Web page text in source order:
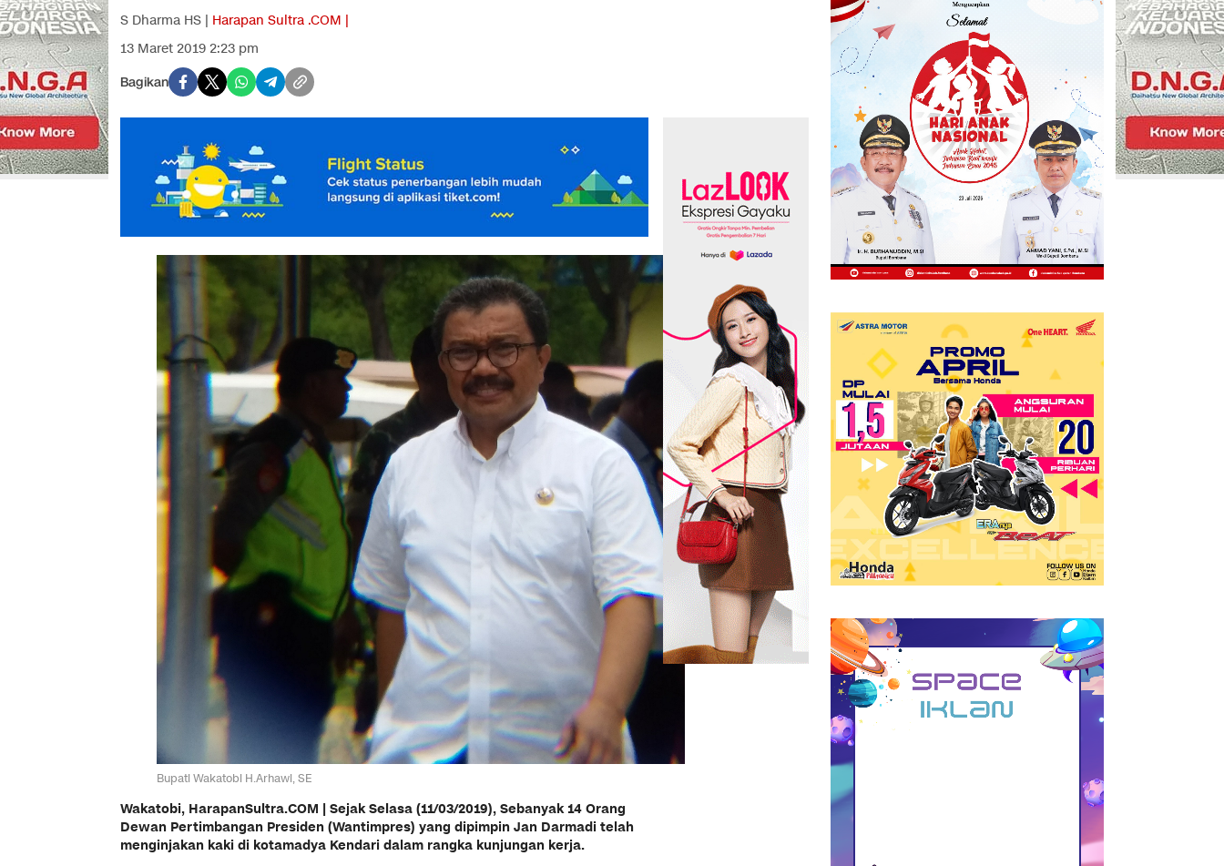
S Dharma HS | Harapan Sultra .COM |
13 Maret 2019 2:23 pm
Bagikan
Bupati Wakatobi H.Arhawi, SE
Wakatobi, HarapanSultra.COM | Sejak Selasa (11/03/2019), Sebanyak 14 Orang
Dewan Pertimbangan Presiden (Wantimpres) yang dipimpin Jan Darmadi telah
menginjakan kaki di kotamadya Kendari dalam rangka kunjungan kerja.